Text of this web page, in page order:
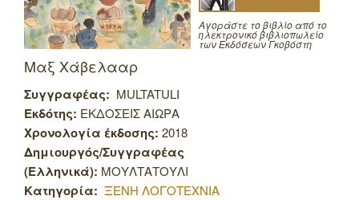
Αγοράστε το βιβλίο από το
ηλεκτρονικό βιβλιοπωλείο
των Εκδόσεων Γκοβόστη
Μαξ Χάβελααρ
Συγγραφέας: MULTATULI
Εκδότης: ΕΚΔΟΣΕΙΣ ΑΙΩΡΑ
Χρονολογία έκδοσης: 2018
Δημιουργός/Συγγραφέας
(Ελληνικά): ΜΟΥΛΤΑΤΟΥΛΙ
Κατηγορία: ΞΕΝΗ ΛΟΓΟΤΕΧΝΙΑ